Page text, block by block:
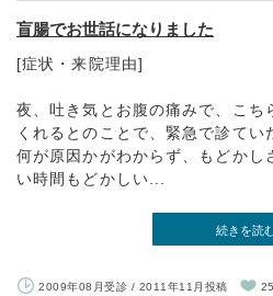
盲腸でお世話になりました
[症状・来院理由]
夜、吐き気とお腹の痛みで、こち
くれるとのことで、緊急で診てい
何が原因かがわからず、もどかし
い時間もどかしい...
続きを読
2009年08月受診 / 2011年11月投稿